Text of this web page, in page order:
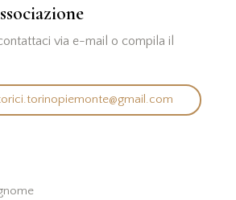
via e-mail o compila il